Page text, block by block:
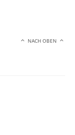
NACH OBEN